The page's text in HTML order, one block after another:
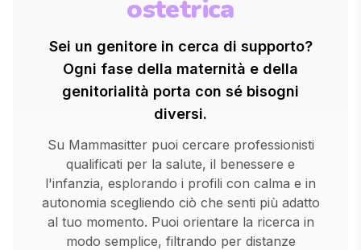
ostetrica
Sei un genitore in cerca di supporto?
Ogni fase della maternità e della
genitorialità porta con sé bisogni
diversi.
Su Mammasitter puoi cercare professionisti
qualificati per la salute, il benessere e
l'infanzia, esplorando i profili con calma e in
autonomia scegliendo ciò che senti più adatto
al tuo momento. Puoi orientare la ricerca in
modo semplice, filtrando per distanze